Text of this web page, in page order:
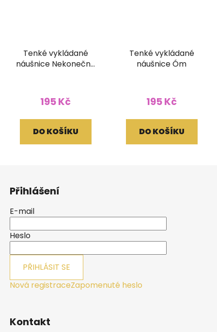
Tenké vykládané
náušnice Nekonečný
195 Kč
DO KOŠÍKU
Tenké vykládané
náušnice Óm
195 Kč
DO KOŠÍKU
Přihlášení
E-mail
Heslo
PŘIHLÁSIT SE
Nová registraceZapomenuté heslo
Kontakt